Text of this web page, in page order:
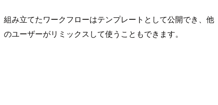
組み立てたワークフローはテンプレートとして公開でき、他
のユーザーがリミックスして使うこともできます。